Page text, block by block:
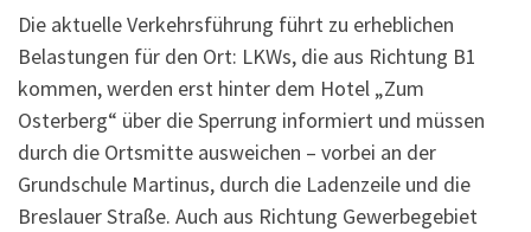
Die aktuelle Verkehrsführung führt zu erheblichen
Belastungen für den Ort: LKWs, die aus Richtung B1
kommen, werden erst hinter dem Hotel „Zum
Osterberg“ über die Sperrung informiert und müssen
durch die Ortsmitte ausweichen – vorbei an der
Grundschule Martinus, durch die Ladenzeile und die
Breslauer Straße. Auch aus Richtung Gewerbegebiet